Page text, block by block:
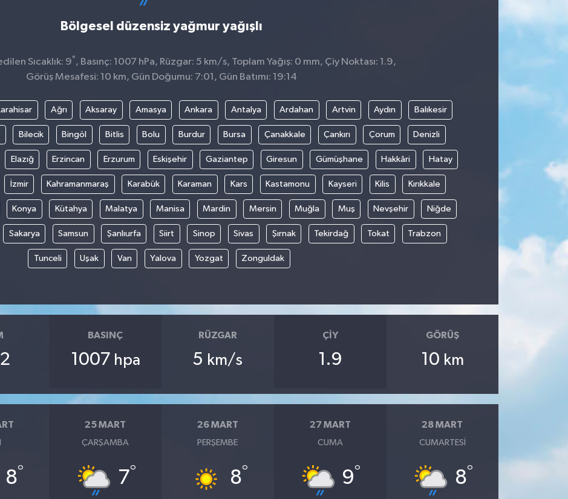
Bölgesel düzensiz yağmur yağışlı
Sıcaklık: 9° , Basınç: 1007 hPa, Rüzgar: 5 km/s, Toplam Yağış: 0 mm, Çiy Noktası: 1.9,
Görüş Mesafesi: 10 km, Gün Doğumu: 7:01, Gün Batımı: 19:14
Ağrı Aksaray Amasya Ankara Antalya Ardahan Artvin Aydın Balıkesir
Bilecik Bingöl Bitlis Bolu Burdur Bursa Çanakkale Çankırı Çorum Denizli
Elazığ Erzincan Erzurum Eskişehir Gaziantep Giresun Gümüşhane Hakkâri Hatay
İzmir Kahramanmaraş Karabük Karaman Kars Kastamonu Kayseri Kilis Kırıkkale
Konya Kütahya Malatya Manisa Mardin Mersin Muğla Muş Nevşehir Niğde
Sakarya Samsun Şanlıurfa Siirt Sinop Sivas Şırnak Tekirdağ Tokat Trabzon
Tunceli Uşak Van Yalova Yozgat Zonguldak
BASINÇ
1007 hpa
RÜZGAR
5 km/s
ÇIY
1.9
GÖRÜŞ
10 km
8°
25 MART
ÇARŞAMBA
7°
26 MART
PERŞEMBE
8°
27 MART
CUMA
9°
28 MART
CUMARTESI
8°